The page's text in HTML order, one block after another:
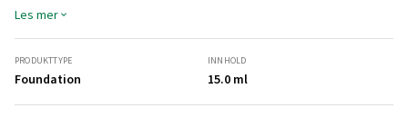
Kremen korrigerer rynker, fine linjer og porer, samtidig som
legger seg som et usynlig slør med et matt utseende.
Les mer
PRODUKTTYPE
Foundation
INNHOLD
15.0 ml